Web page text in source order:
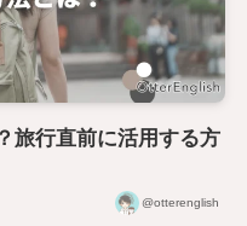
旅行直前に活用する方
@otterenglish